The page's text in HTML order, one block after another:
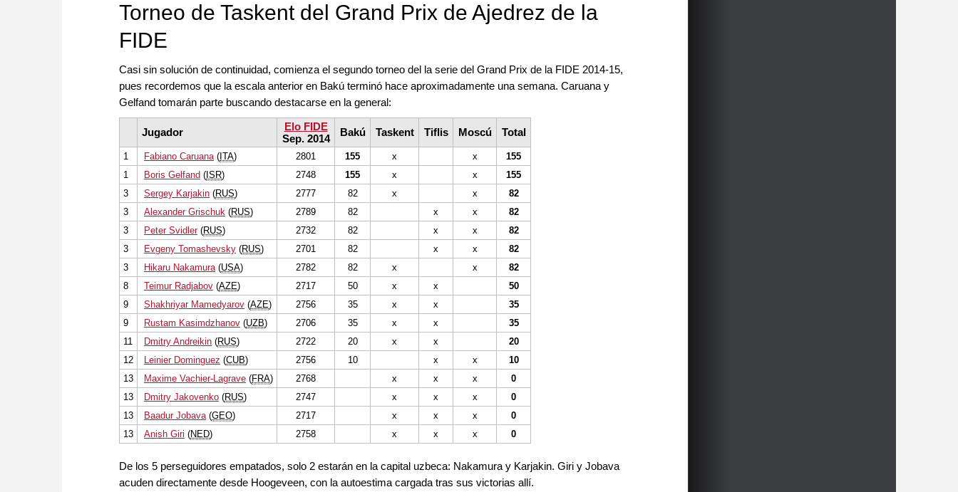
Torneo de Taskent del Grand Prix de Ajedrez de la
FIDE
Casi sin solución de continuidad, comienza el segundo torneo del la serie del Grand Prix de la FIDE 2014-15,
pues recordemos que la escala anterior en Bakú terminó hace aproximadamente una semana. Caruana y
Gelfand tomarán parte buscando destacarse en la general:
Jugador
Elo FIDE
Sep. 2014
Bakú Taskent Tiflis Moscú Total
1 Fabiano Caruana( ITA) 2801 155 x x
155
1
Boris Gelfand ( ISR) 2748 155 x x
155
3
Sergey Karjakin (RUS) 2777 82 x x
82
3
Alexander Grischuk (RUS) 2789 82 x x
82
3
Peter Svidler(RUS) 2732 82 x x
82
3
Evgeny Tomashevsky (RUS) 2701 82 x x
82
3
Hikaru Nakamura(USA) 2782 82 x x
82
8
Teimur Radjabov (AZE) 2717 50 x x
50
9
Shakhriyar Mamedyarov (AZE) 2756 35 x x
35
9
Rustam Kasimdzhanov (UZB) 2706 35 x x
35
11
Dmitry Andreikin (RUS) 2722 20 x x
20
12
Leinier Dominguez (CUB) 2756 10 x x
10
13
Maxime Vachier-Lagrave (FRA) 2768 x x x
0
13
Dmitry Jakovenko (RUS) 2747 x x x
0
13
Baadur Jobava(GEO) 2717 x x x
0
13
Anish Giri (NED) 2758 x x x 0
De los 5 perseguidores empatados, solo 2 estarán en la capital uzbeca: Nakamura y Karjakin. Giri y Jobava
acuden directamente desde Hoogeveen, con la autoestima cargada tras sus victorias allí.